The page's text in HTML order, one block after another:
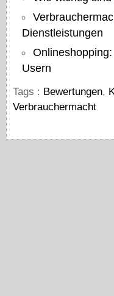
Dienstleistungen
Usern
Tags : Bewertungen,
Verbrauchermacht